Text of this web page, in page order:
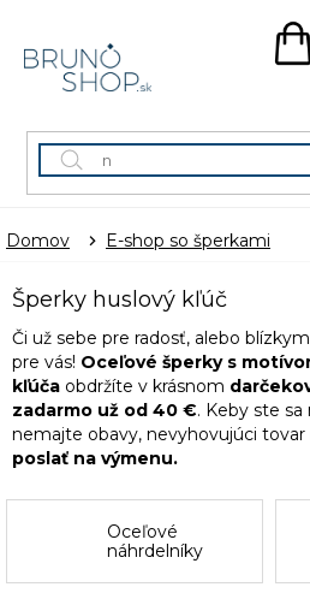
obsah
Domov E-shop so šperkami
Šperky huslový kľúč
Či už sebe pre radosť, alebo
pre vás! Oceľové šperky s
kľúča obdržíte v krásnom
zadarmo už od 40 €. Keby ste
nemajte obavy, nevyhovujúci
poslať na výmenu.
Oceľové
náhrdelníky